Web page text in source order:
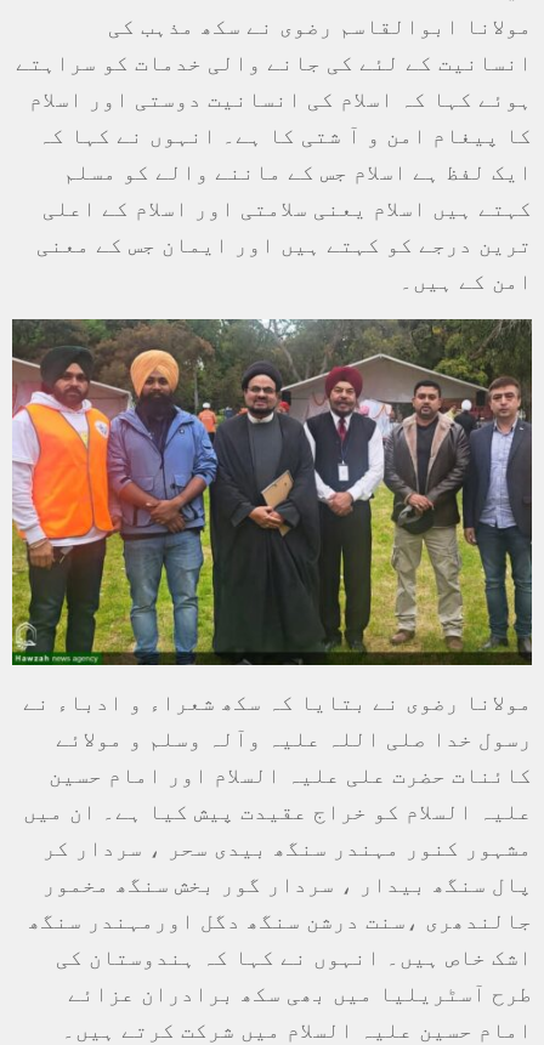
مولانا ابوالقاسم رضوی نے سکھ مذہب کی
انسانیت کے لئے کی جانے والی خدمات کو سراہتے
ہوئے کہا کہ اسلام کی انسانیت دوستی اور اسلام
کا پیغام امن و آ شتی کا ہے۔ انہوں نے کہا کہ
ایک لفظ ہے اسلام جس کے ماننے والے کو مسلم
کہتے ہیں اسلام یعنی سلامتی اور اسلام کے اعلی
ترین درجے کو کہتے ہیں اور ایمان جس کے معنی
امن کے ہیں۔
مولانا رضوی نے بتایا کہ سکھ شعراء و ادباء نے
رسول خدا صلی اللہ علیہ وآلہ وسلم و مولائے
کائنات حضرت علی علیہ السلام اور امام حسین
علیہ السلام کو خراج عقیدت پیش کیا ہے۔ ان میں
مشہور کنور مہندر سنگھ بیدی سحر ، سردار کر
پال سنگھ بیدار ، سردار گور بخش سنگھ مخمور
جالندھری ،سنت درشن سنگھ دگل اورمہندر سنگھ
اشک خاص ہیں۔ انہوں نے کہا کہ ہندوستان کی
طرح آسٹریلیا میں بھی سکھ برادران عزائے
امام حسین علیہ السلام میں شرکت کرتے ہیں۔